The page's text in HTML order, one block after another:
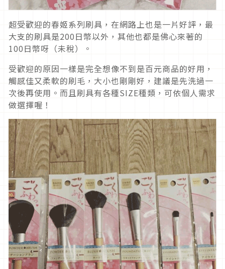
超受歡迎的春姬系列刷具，在網路上也是一片好評，最
大支的刷具是200日幣以外，其他也都是佛心來著的
100日幣呀（未稅）。
受歡迎的原因一樣是完全想像不到是百元商品的好用，
觸感佳又柔軟的刷毛，大小也剛剛好，建議是先洗過一
次後再使用。而且刷具有各種SIZE種類，可依個人需求
做選擇喔！